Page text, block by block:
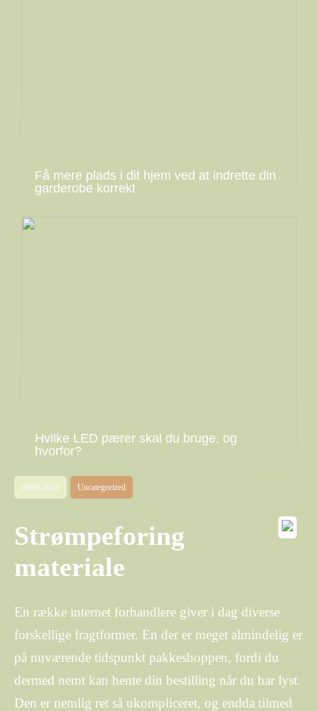
Få mere plads i dit hjem ved at indrette din
garderobe korrekt
Hvilke LED pærer skal du bruge, og
hvorfor?
03/05/2022 Uncategorized
Strømpeforing
materiale
En række internet forhandlere giver i dag diverse
forskellige fragtformer. En der er meget almindelig er
på nuværende tidspunkt pakkeshoppen, fordi du
dermed nemt kan hente din bestilling når du har lyst.
Den er nemlig ret så ukompliceret, og endda tilmed